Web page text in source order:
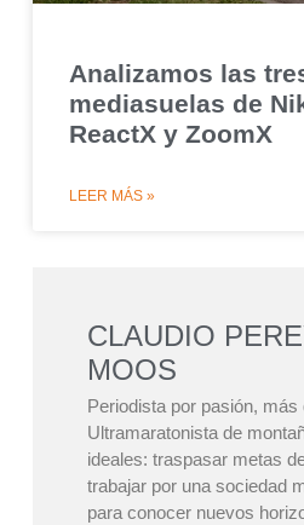
Analizamos las
mediasuelas de
ReactX y ZoomX
LEER MÁS »
CLAUDIO
MOOS
Periodista por pasión, más
Ultramaratonista de
ideales: traspasar metas
trabajar por una sociedad
para conocer nuevos